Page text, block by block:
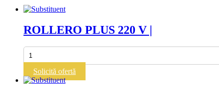
ROLLERO PLUS 220 V |
Cantitate
ROLLERO
PLUS
220
V
Solicită ofertă